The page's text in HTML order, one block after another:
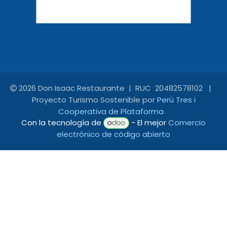
2026 Don Isaac Restaurante | RUC 20482578102 |
Proyecto Turismo Sostenible porPerú Tres i
Cooperativa de Plataforma
Con la tecnología de
- El mejorComercio
electrónico de código abierto